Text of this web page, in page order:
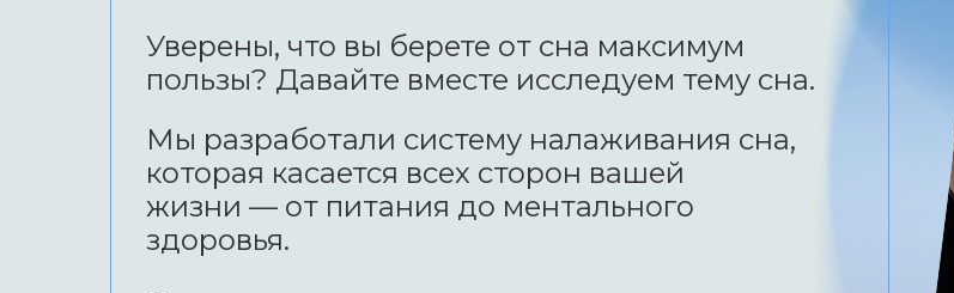
Уверены, что вы берете от сна максимум
пользы? Давайте вместе исследуем тему сна.
Мы разработали систему налаживания сна,
которая касается всех сторон вашей
жизни — от питания до ментального
здоровья.